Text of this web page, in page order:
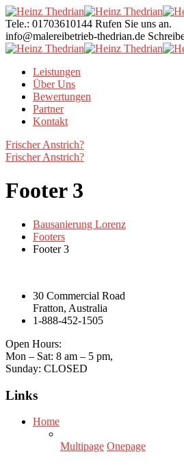
Tele.: 01703610144 Rufen Sie uns an.
info@malereibetrieb-thedrian.de
Leistungen
Über Uns
Bewertungen
Partner
Kontakt
Frischer Anstrich?
Frischer Anstrich?
Footer 3
Bausanierung Lorenz
Footers
Footer 3
30 Commercial Road
Fratton, Australia
1-888-452-1505
Open Hours:
Mon – Sat: 8 am – 5 pm,
Sunday: CLOSED
Links
Home
Multipage Onepage